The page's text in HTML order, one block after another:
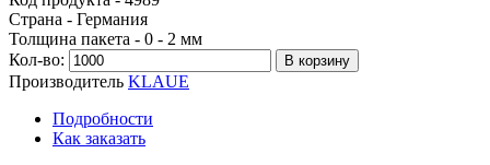
Страна - Германия
Толщина пакета - 0 - 2 мм
Кол-во:
В корзину
Производитель KLAUE
Подробности
Как заказать